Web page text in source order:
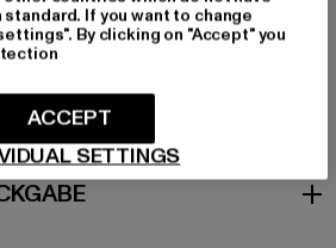
If you want to change
By clicking on "Accept" you
SETTINGS
ACCEPT